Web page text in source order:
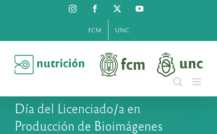
al
InstagramFacebook YouTube
FCM UNC
Día del Licenciado/a en
Producción de Bioimágenes